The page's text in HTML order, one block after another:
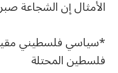
الأمثال إن الشجاعة
*سياسي فلسطيني
فلسطين المحتلة